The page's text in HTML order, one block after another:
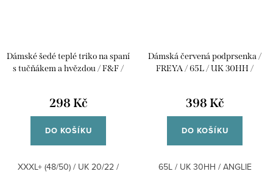
Dámské šedé teplé triko na spaní
s tučňákem a hvězdou / F&F /
298 Kč
DO KOŠÍKU
XXXL+ (48/50) / UK 20/22 /
Dámská červená podprsenka /
FREYA / 65L / UK 30HH /
398 Kč
DO KOŠÍKU
65L / UK 30HH / ANGLIE